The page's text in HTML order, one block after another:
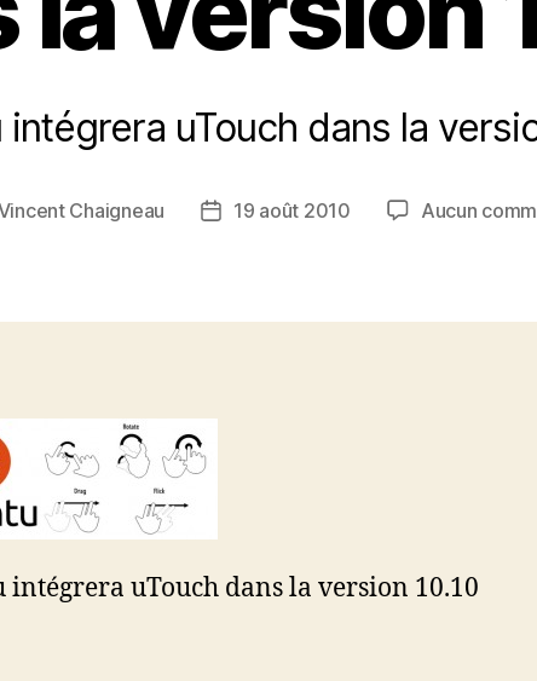
uTouch dans la
Chaigneau
Date19 août 2010 Aucun
intégrera uTouch dans la version 10.10